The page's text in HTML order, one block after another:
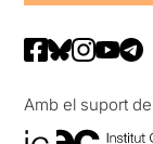
Amb el suport de